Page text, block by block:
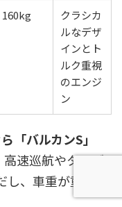
160kg
クラシカ
ルなデザ
インとト
ルク重視
のエンジ
ン
「バルカンS」
速巡航やタンデ
、車重が重く、